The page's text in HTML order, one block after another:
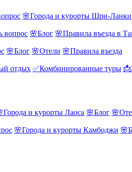
🌸Города и курорты Шри-Ланки
вопрос 🌸Блог 🌸Правила въезда в
🌸Блог 🌸Отели 🌸Правила въезда
отдых ✅Комбинированные туры
и курорты Лаоса 🌸Блог
🌸Города и курорты Камбоджи